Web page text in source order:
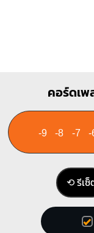
คอร์ดเ
-9 -8 -7 -
⟲ รีเซ็